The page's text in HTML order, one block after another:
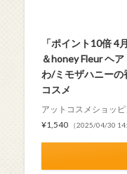
「ポイント10倍 4
＆honey Fleur ヘ
わ/ミモザハニーの
コスメ
アットコスメショッ
¥1,540
（2025/04/30